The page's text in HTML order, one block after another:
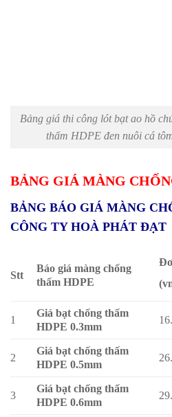
Bảng giá thi công lót bạt ao hồ
thấm HDPE đen nuôi cá
BẢNG GIÁ MÀNG
BẢNG BÁO GIÁ MÀNG
CÔNG TY HOÀ PHÁT ĐẠT
Stt
Báo giá màng chống
thấm HDPE
1
Giá bạt chống thấm
HDPE 0.3mm
2
Giá bạt chống thấm
HDPE 0.5mm
3
Giá bạt chống thấm
HDPE 0.6mm